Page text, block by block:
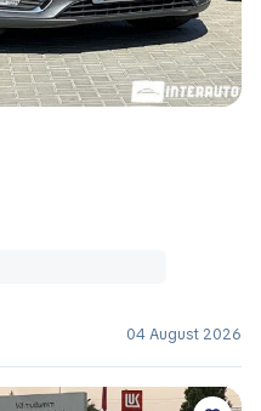
04 August 2026